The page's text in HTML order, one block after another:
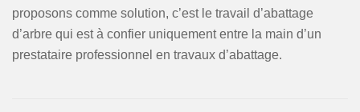
proposons comme solution, c’est le travail d’abattage
d’arbre qui est à confier uniquement entre la main d’un
prestataire professionnel en travaux d’abattage.